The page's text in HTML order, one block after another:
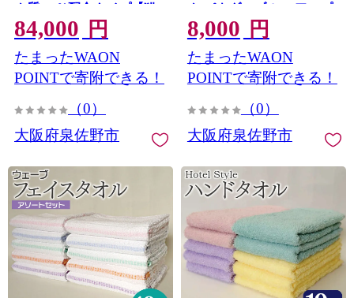
ク質 50％配合タイプ【猫
ねこ ペットフード チキン
手作り ヒューマングレー
ド 国産】 099Z639
84,000 円
たまったWAON
POINTで寄附できる！
（0）
大阪府泉佐野市
ク パウダーブルー アップ
ルグリーン ライムイエロ
ー 国産 泉州産 吸水】
099H4952
8,000 円
たまったWAON
POINTで寄附できる！
（0）
大阪府泉佐野市